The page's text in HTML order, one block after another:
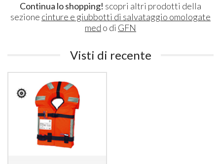
Continua lo shopping! scopri altri prodotti della
sezione cinture e giubbotti di salvataggio omologate
med o di GFN
Visti di recente